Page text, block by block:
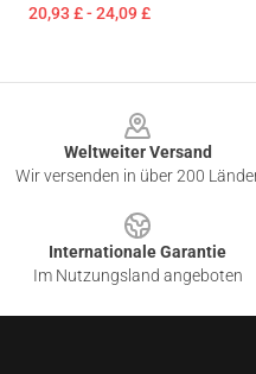
20,93 £ - 24,09 £
Weltweiter Versand
Wir versenden in über 200
Internationale Garantie
Im Nutzungsland angeboten